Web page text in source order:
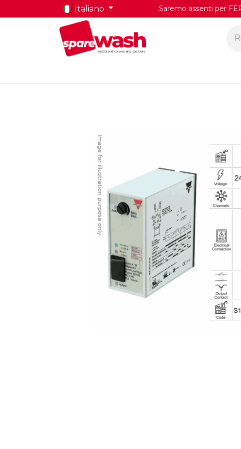
Italiano Saremo assenti per